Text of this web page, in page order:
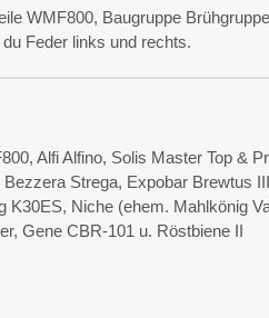
WMF800, Baugruppe
Feder links und rechts.
Alfi Alfino, Solis Master Top &
Strega, Expobar Brewtus
K30ES, Niche (ehem. Mahlkönig
Gene CBR-101 u. Röstbiene II